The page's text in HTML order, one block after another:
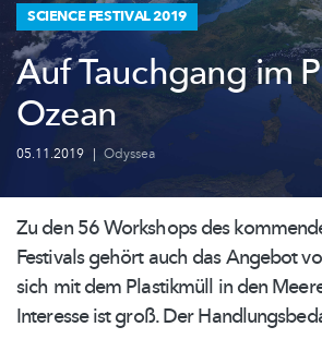
SCIENCE FESTIVAL 2019
Auf Tauchgang im
Ozean
05.11.2019 | Odyssea
Zu den 56 Workshops des
Festivals gehört auch das Angebot
sich mit dem Plastikmüll in den
Interesse ist groß. Der